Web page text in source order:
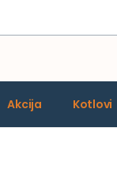
Akcija Kotlovi